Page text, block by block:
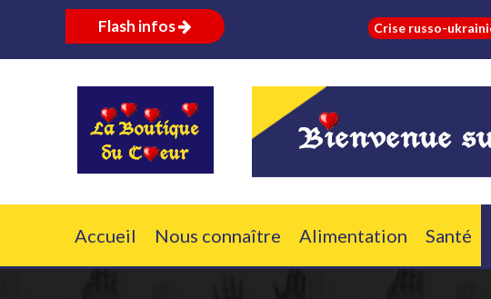
Flash infos Crise russo-ukrainienne :
Accueil Nous connaître Alimentation Santé